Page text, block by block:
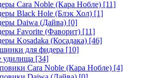
Cara Noble (Кара Нобле) [11]
Black Hole (Блэк Хол) [1]
Daiwa (Дайва) [0]
Favorite (Фаворит) [11]
Kosadaka (Косадака) [46]
для фидера [10]
удилища [34]
Cara Noble (Кара Нобле) [4]